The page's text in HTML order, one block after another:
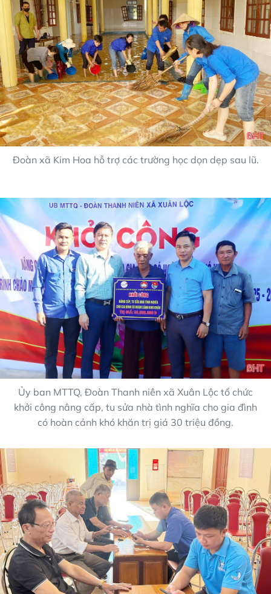
Đoàn xã Kim Hoa hỗ trợ các trường học dọn dẹp sau lũ.
Ủy ban MTTQ, Đoàn Thanh niên xã Xuân Lộc tổ chức
khởi công nâng cấp, tu sửa nhà tình nghĩa cho gia đình
có hoàn cảnh khó khăn trị giá 30 triệu đồng.